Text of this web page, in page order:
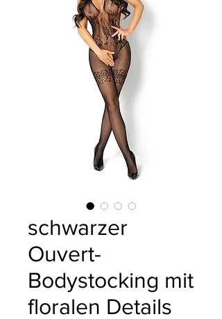
schwarzer
Ouvert-
Bodystocking mit
floralen Details